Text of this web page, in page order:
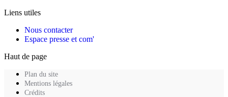
Liens utiles
Nous contacter
Espace presse et com'
Haut de page
Plan du site
Mentions légales
Crédits